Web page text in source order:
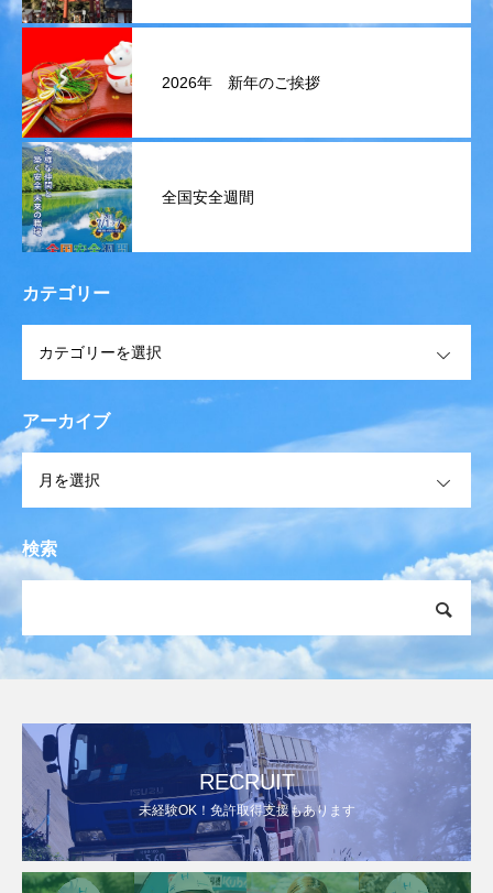
2026年 新年のご挨拶
全国安全週間
カテゴリー
アーカイブ
検索
RECRUIT
未経験OK！免許取得支援もあります